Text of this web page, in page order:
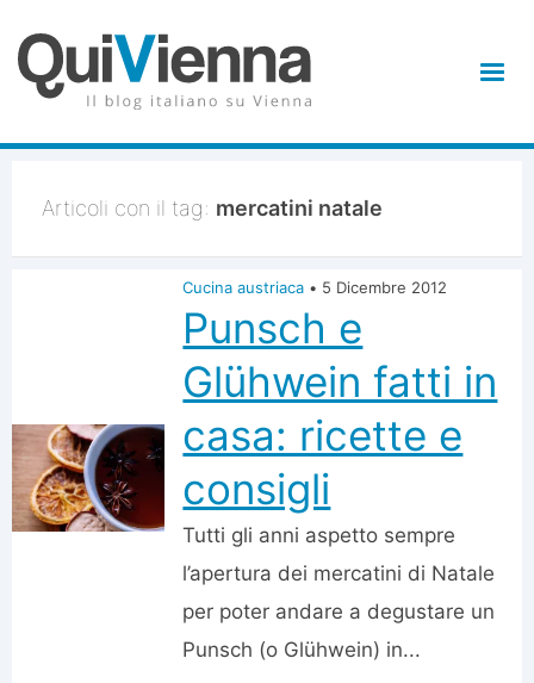
Articoli con il tag: mercatini natale
Cucina austriaca • 5 Dicembre 2012
Punsch e
Glühwein fatti in
casa: ricette e
consigli
Tutti gli anni aspetto sempre
l’apertura dei mercatini di Natale
per poter andare a degustare un
Punsch (o Glühwein) in...